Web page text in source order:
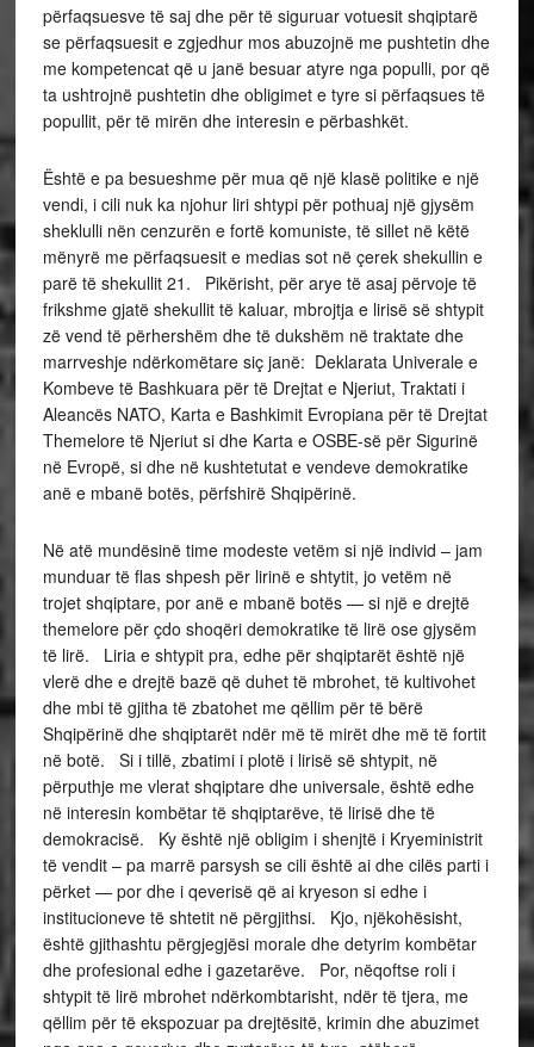
përfaqsuesve të saj dhe për të siguruar votuesit shqiptarë
se përfaqsuesit e zgjedhur mos abuzojnë me pushtetin dhe
me kompetencat që u janë besuar atyre nga populli, por që
ta ushtrojnë pushtetin dhe obligimet e tyre si përfaqsues të
popullit, për të mirën dhe interesin e përbashkët.
Është e pa besueshme për mua që një klasë politike e një
vendi, i cili nuk ka njohur liri shtypi për pothuaj një gjysëm
sheklulli nën cenzurën e fortë komuniste, të sillet në këtë
mënyrë me përfaqsuesit e medias sot në çerek shekullin e
parë të shekullit 21. Pikërisht, për arye të asaj përvoje të
frikshme gjatë shekullit të kaluar, mbrojtja e lirisë së shtypit
zë vend të përhershëm dhe të dukshëm në traktate dhe
marrveshje ndërkomëtare siç janë: Deklarata Univerale e
Kombeve të Bashkuara për të Drejtat e Njeriut, Traktati i
Aleancës NATO, Karta e Bashkimit Evropiana për të Drejtat
Themelore të Njeriut si dhe Karta e OSBE-së për Sigurinë
në Evropë, si dhe në kushtetutat e vendeve demokratike
anë e mbanë botës, përfshirë Shqipërinë.
Në atë mundësinë time modeste vetëm si një individ – jam
munduar të flas shpesh për lirinë e shtytit, jo vetëm në
trojet shqiptare, por anë e mbanë botës — si një e drejtë
themelore për çdo shoqëri demokratike të lirë ose gjysëm
të lirë. Liria e shtypit pra, edhe për shqiptarët është një
vlerë dhe e drejtë bazë që duhet të mbrohet, të kultivohet
dhe mbi të gjitha të zbatohet me qëllim për të bërë
Shqipërinë dhe shqiptarët ndër më të mirët dhe më të fortit
në botë. Si i tillë, zbatimi i plotë i lirisë së shtypit, në
përputhje me vlerat shqiptare dhe universale, është edhe
në interesin kombëtar të shqiptarëve, të lirisë dhe të
demokracisë. Ky është një obligim i shenjtë i Kryeministrit
të vendit – pa marrë parsysh se cili është ai dhe cilës parti i
përket — por dhe i qeverisë që ai kryeson si edhe i
institucioneve të shtetit në përgjithsi. Kjo, njëkohësisht,
është gjithashtu përgjegjësi morale dhe detyrim kombëtar
dhe profesional edhe i gazetarëve. Por, nëqoftse roli i
shtypit të lirë mbrohet ndërkombtarisht, ndër të tjera, me
qëllim për të ekspozuar pa drejtësitë, krimin dhe abuzimet